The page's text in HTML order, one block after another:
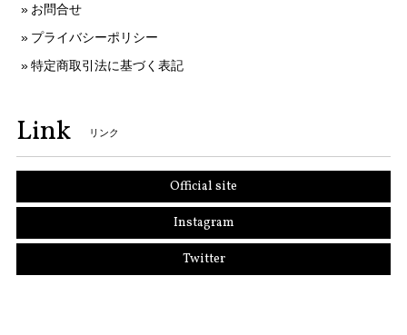
お問合せ
プライバシーポリシー
特定商取引法に基づく表記
Link リンク
Official site
Instagram
Twitter